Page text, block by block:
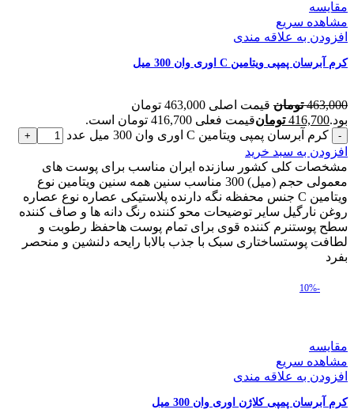
مقایسه
مشاهده سریع
افزودن به علاقه مندی
کرم آبرسان پمپی ویتامین C اوری وان 300 میل
463,000 تومان
قیمت اصلی 463,000 تومان
بود.416,700 تومانقیمت فعلی 416,700 تومان است.
کرم آبرسان پمپی ویتامین C اوری وان 300 میل عدد
افزودن به سبد خرید
مشخصات کلی کشور سازنده ایران مناسب برای پوست های
معمولی حجم (میل) 300 مناسب سنین همه سنین ویتامین نوع
ویتامین C جنس محفظه نگه دارنده پلاستیکی عصاره نوع عصاره
روغن نارگیل سایر توضیحات محو کننده رنگ دانه ها و صاف کننده
سطح پوستنرم کننده قوی برای تمام پوست هاحفظ رطوبت و
لطافت پوستساختاری سبک با جذب بالابا رایحه دلنشین و منحصر
بفرد
-10%
مقایسه
مشاهده سریع
افزودن به علاقه مندی
کرم آبرسان پمپی کلاژن اوری وان 300 میل